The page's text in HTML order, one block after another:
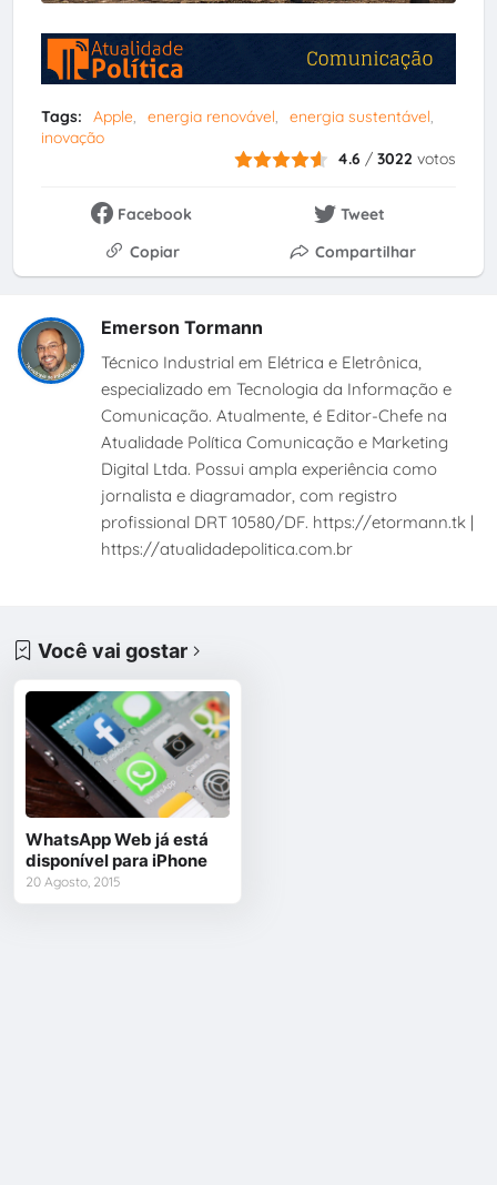
Tags: Apple energia renovável
energia sustentável
inovação
4.6 /3022 votos
Facebook
Tweet
Copiar
Compartilhar
Emerson Tormann
Técnico Industrial em Elétrica e Eletrônica,
especializado em Tecnologia da Informação e
Comunicação. Atualmente, é Editor-Chefe na
Atualidade Política Comunicação e Marketing
Digital Ltda. Possui ampla experiência como
jornalista e diagramador, com registro
profissional DRT 10580/DF. https://etormann.tk |
https://atualidadepolitica.com.br
Você vai gostar
WhatsApp Web já está
disponível para iPhone
20 Agosto, 2015